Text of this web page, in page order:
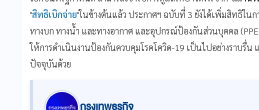
'สิทธิเบิกจ่าย'ในข้างต้นแล้ว ประกาศฯ ฉบับที่ 3 ยังได้เพิ่มสิทธิใน
ทางบก ทางน้ำ และทางอากาศ และอุปกรณ์ป้องกันส่วนบุคคล
ให้การดำเนินงานป้องกันควบคุมโรคโควิด-19 เป็นไปอย่างราบรื่น
ปัจจุบันด้วย